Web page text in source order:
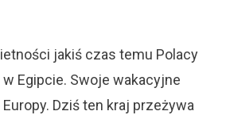
jakiś czas temu Polacy
Egipcie. Swoje wakacyjne
Dziś ten kraj przeżywa